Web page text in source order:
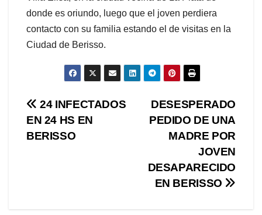
donde es oriundo, luego que el joven perdiera
contacto con su familia estando el de visitas en la
Ciudad de Berisso.
Navegación
de
DESESPERADO
PEDIDO DE UNA
MADRE POR
JOVEN
DESAPARECIDO
EN BERISSO
24 INFECTADOS
EN 24 HS EN
BERISSO